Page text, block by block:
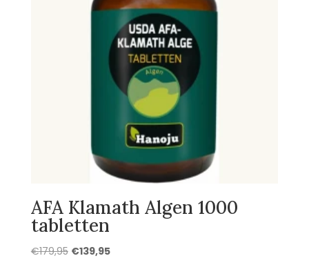
AFA Klamath Algen 1000
tabletten
€179,95 Oorspronkelijke
€139,95Huidige